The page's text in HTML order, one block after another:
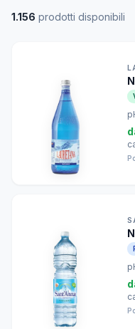
1.156 prodotti disponibili